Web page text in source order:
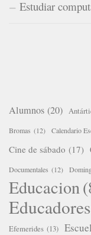
Estudiar
Alumnos (20)
Bromas (12) Calendario
Cine de sábado (17)
Documentales (12)
Educacion
Efemerides (13)